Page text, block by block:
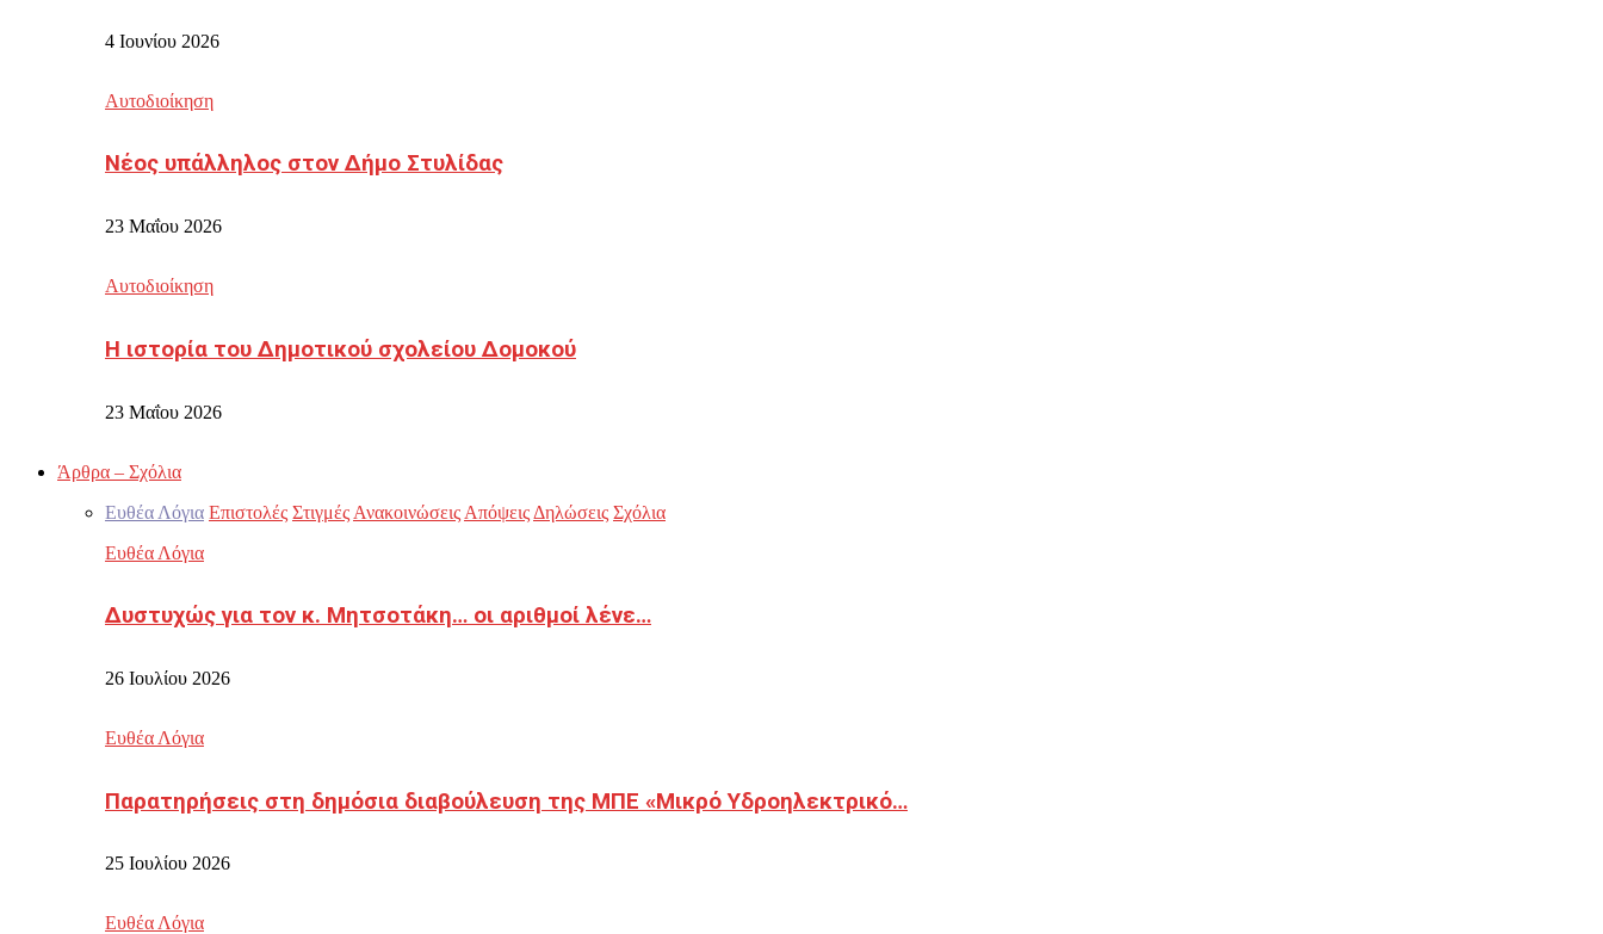
4 Ιουνίου 2026
Αυτοδιοίκηση
Νέος υπάλληλος στον Δήμο Στυλίδας
23 Μαΐου 2026
Αυτοδιοίκηση
Η ιστορία του Δημοτικού σχολείου Δομοκού
23 Μαΐου 2026
Άρθρα – Σχόλια
Ευθέα Λόγια Επιστολές Στιγμές Ανακοινώσεις Απόψεις Δηλώσεις Σχόλια
Ευθέα Λόγια
Δυστυχώς για τον κ. Μητσοτάκη… οι αριθμοί λένε…
26 Ιουλίου 2026
Ευθέα Λόγια
Παρατηρήσεις στη δημόσια διαβούλευση της ΜΠΕ «Μικρό Υδροηλεκτρικό…
25 Ιουλίου 2026
Ευθέα Λόγια